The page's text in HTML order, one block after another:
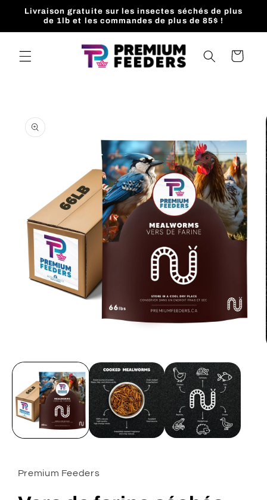
passer
Livraison gratuite sur les insectes séchés de plus
de 1lb et les commandes de plus de 85$ !
Panier
informations
produits
le
dans
une
fenêtre
modale
Premium Feeders